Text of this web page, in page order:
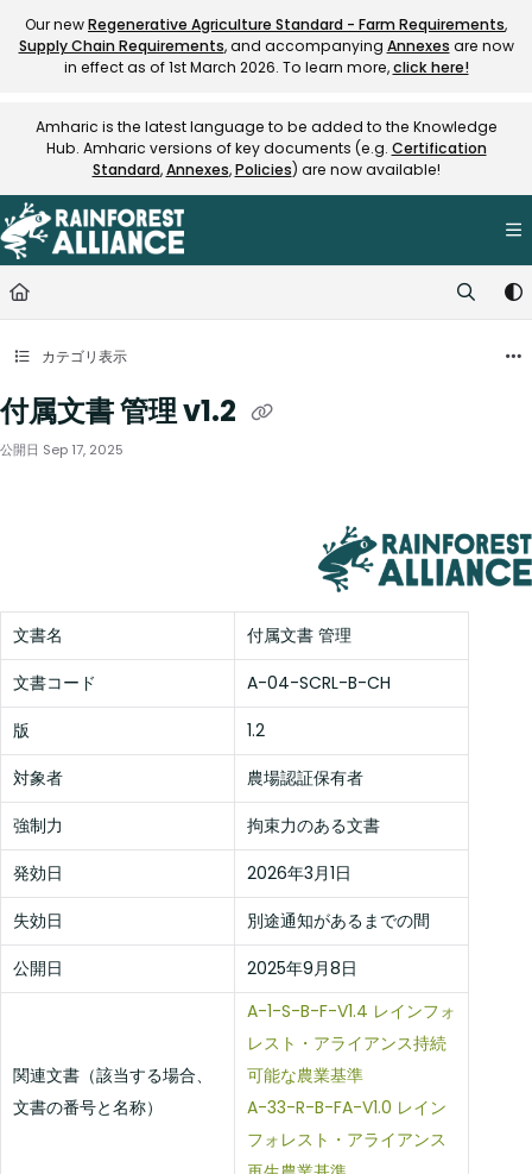
Documentation Index
Fetch the complete documentation index at:https://
Our newRegenerative Agriculture Standard - Farm Requirements,
Supply Chain Requirements, and accompanying Annexes are now
in effect as of 1st March 2026. To learn more,click here!
Amharic is the latest language to be added to the Knowledge
Hub. Amharic versions of key documents (e.g. Certification
Standard,Annexes,Policies) are now available!
カテゴリ表示
付属文書 管理 v1.2
公開日 Sep 17, 2025
文書名
付属文書 管理
文書コード
A-04-SCRL-B-CH
版
1.2
対象者
農場認証保有者
強制力
拘束力のある文書
発効日
2026年3月1日
失効日
別途通知があるまでの間
公開日
2025年9月8日
関連文書（該当する場合、
文書の番号と名称）
A-1-S-B-F-V1.4 レインフォ
レスト・アライアンス持続
可能な農業基準
A-33-R-B-FA-V1.0 レイン
フォレスト・アライアンス